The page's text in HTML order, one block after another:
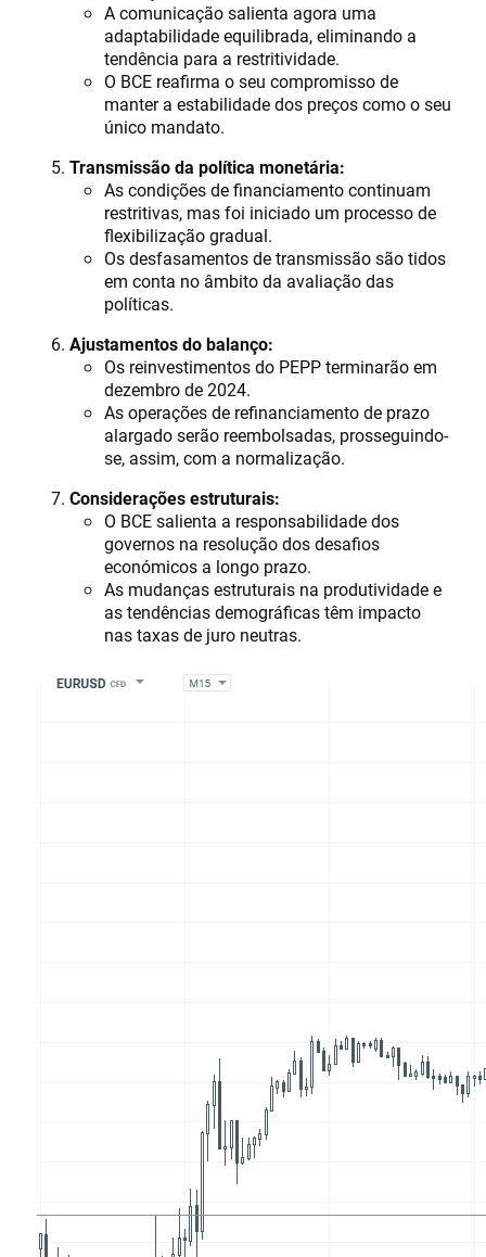
A comunicação salienta agora uma
adaptabilidade equilibrada, eliminando a
tendência para a restritividade.
O BCE reafirma o seu compromisso de
manter a estabilidade dos preços como o seu
único mandato.
Transmissão da política monetária:
As condições de financiamento continuam
restritivas, mas foi iniciado um processo de
flexibilização gradual.
Os desfasamentos de transmissão são tidos
em conta no âmbito da avaliação das
políticas.
Ajustamentos do balanço:
Os reinvestimentos do PEPP terminarão em
dezembro de 2024.
As operações de refinanciamento de prazo
alargado serão reembolsadas, prosseguindo-
se, assim, com a normalização.
Considerações estruturais:
O BCE salienta a responsabilidade dos
governos na resolução dos desafios
económicos a longo prazo.
As mudanças estruturais na produtividade e
as tendências demográficas têm impacto
nas taxas de juro neutras.